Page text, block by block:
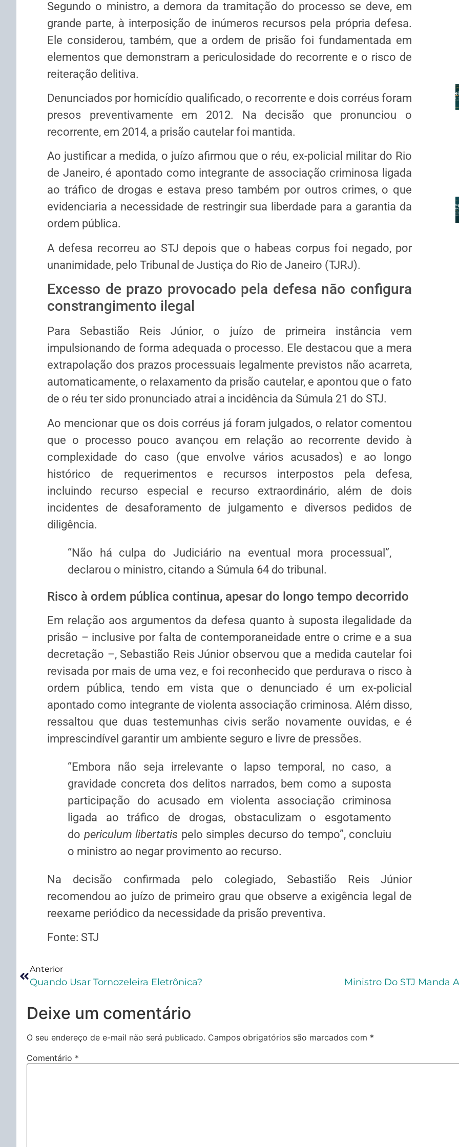
Segundo o ministro, a demora da tramitação do processo se deve, em
grande parte, à interposição de inúmeros recursos pela própria defesa.
Ele considerou, também, que a ordem de prisão foi fundamentada em
elementos que demonstram a periculosidade do recorrente e o risco de
reiteração delitiva.
Denunciados por homicídio qualificado, o recorrente e dois corréus foram
presos preventivamente em 2012. Na decisão que pronunciou o
recorrente, em 2014, a prisão cautelar foi mantida.
Ao justificar a medida, o juízo afirmou que o réu, ex-policial militar do Rio
de Janeiro, é apontado como integrante de associação criminosa ligada
ao tráfico de drogas e estava preso também por outros crimes, o que
evidenciaria a necessidade de restringir sua liberdade para a garantia da
ordem pública.
A defesa recorreu ao STJ depois que o habeas corpusfoi negado, por
unanimidade, pelo Tribunal de Justiça do Rio de Janeiro (TJRJ).
Excesso de prazo provocado pela defesa não configura
constrangimento ilegal
Para Sebastião Reis Júnior, o juízo de primeira instância vem
impulsionando de forma adequada o processo. Ele destacou que a mera
extrapolação dos prazos processuais legalmente previstos não acarreta,
automaticamente, o relaxamento da prisão cautelar, e apontou que o fato
de o réu ter sido pronunciado atrai a incidência da Súmula 21 do STJ.
Ao mencionar que os dois corréus já foram julgados, o relator comentou
que o processo pouco avançou em relação ao recorrente devido à
complexidade do caso (que envolve vários acusados) e ao longo
histórico de requerimentos e recursos interpostos pela defesa,
incluindo recurso especial e recurso extraordinário, além de dois
incidentes de desaforamento de julgamento e diversos pedidos de
diligência.
“Não há culpa do Judiciário na eventual mora processual”,
declarou o ministro, citando a Súmula 64 do tribunal.
Risco à ordem pública continua, apesar do longo tempo decorrido
Em relação aos argumentos da defesa quanto à suposta ilegalidade da
prisão – inclusive por falta de contemporaneidade entre o crime e a sua
decretação –, Sebastião Reis Júnior observou que a medida cautelar foi
revisada por mais de uma vez, e foi reconhecido que perdurava o risco à
ordem pública, tendo em vista que o denunciado é um ex-policial
apontado como integrante de violenta associação criminosa. Além disso,
ressaltou que duas testemunhas civis serão novamente ouvidas, e é
imprescindível garantir um ambiente seguro e livre de pressões.
“Embora não seja irrelevante o lapso temporal, no caso, a
gravidade concreta dos delitos narrados, bem como a suposta
participação do acusado em violenta associação criminosa
ligada ao tráfico de drogas, obstaculizam o esgotamento
do periculum libertatis pelo simples decurso do tempo”, concluiu
o ministro ao negar provimento ao recurso.
Na decisão confirmada pelo colegiado, Sebastião Reis Júnior
recomendou ao juízo de primeiro grau que observe a exigência legal de
reexame periódico da necessidade da prisão preventiva.
Fonte: STJ
Anterior
Quando Usar Tornozeleira Eletrônica?
Deixe um comentário
O seu endereço de e-mail não será publicado. Campos obrigatórios são marcados com *
Comentário *